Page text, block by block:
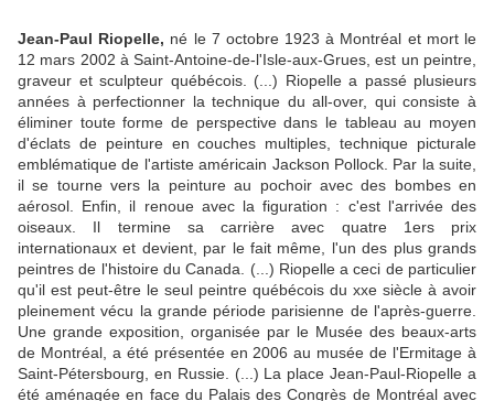
Jean-Paul Riopelle, né le 7 octobre 1923 à Montréal et mort le
12 mars 2002 à Saint-Antoine-de-l'Isle-aux-Grues, est un peintre,
graveur et sculpteur québécois. (...) Riopelle a passé plusieurs
années à perfectionner la technique du all-over, qui consiste à
éliminer toute forme de perspective dans le tableau au moyen
d'éclats de peinture en couches multiples, technique picturale
emblématique de l'artiste américain Jackson Pollock. Par la suite,
il se tourne vers la peinture au pochoir avec des bombes en
aérosol. Enfin, il renoue avec la figuration : c'est l'arrivée des
oiseaux. Il termine sa carrière avec quatre 1ers prix
internationaux et devient, par le fait même, l'un des plus grands
peintres de l'histoire du Canada. (...) Riopelle a ceci de particulier
qu'il est peut-être le seul peintre québécois du xxe siècle à avoir
pleinement vécu la grande période parisienne de l'après-guerre.
Une grande exposition, organisée par le Musée des beaux-arts
de Montréal, a été présentée en 2006 au musée de l'Ermitage à
Saint-Pétersbourg, en Russie. (...) La place Jean-Paul-Riopelle a
été aménagée en face du Palais des Congrès de Montréal avec